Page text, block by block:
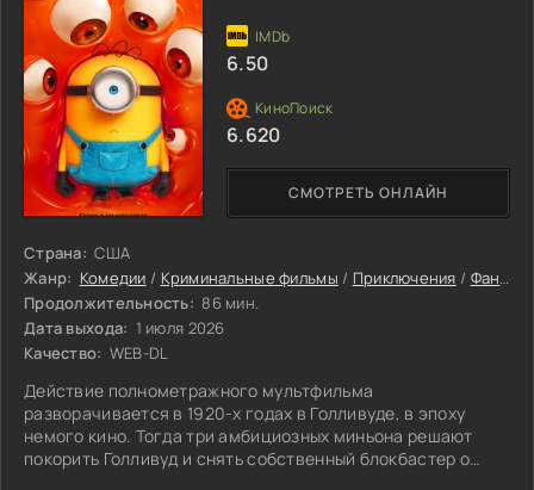
Страна: США
Жанр: Комедии / Криминальные фильмы / Приключения / Фантастика
Продолжительность: 86 мин.
Дата выхода: 1 июля 2026
Качество: WEB-DL
Действие полнометражного мультфильма
разворачивается в 1920-х годах в Голливуде, в эпоху
немого кино. Тогда три амбициозных миньона решают
покорить Голливуд и снять собственный блокбастер о
СМОТРЕТЬ ОНЛАЙН
6.50
6.620